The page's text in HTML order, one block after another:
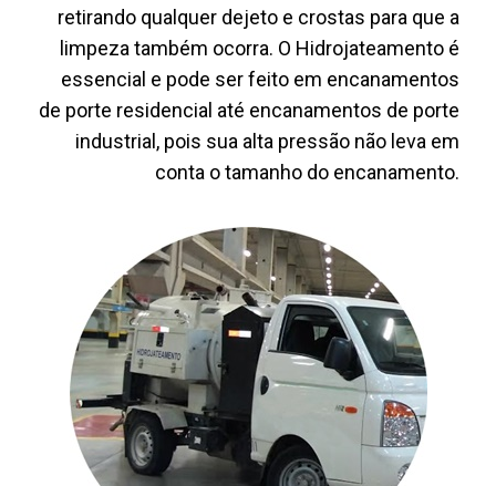
retirando qualquer dejeto e crostas para que a
limpeza também ocorra. O Hidrojateamento é
essencial e pode ser feito em encanamentos
de porte residencial até encanamentos de porte
industrial, pois sua alta pressão não leva em
conta o tamanho do encanamento.